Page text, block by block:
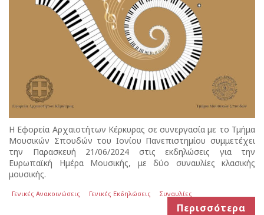
Η Εφορεία Αρχαιοτήτων Κέρκυρας σε συνεργασία με το Τμήμα
Μουσικών Σπουδών του Ιονίου Πανεπιστημίου συμμετέχει
την Παρασκευή 21/06/2024 στις εκδηλώσεις για την
Ευρωπαϊκή Ημέρα Μουσικής, με δύο συναυλίες κλασικής
μουσικής.
Γενικές Ανακοινώσεις Γενικές Εκδηλώσεις Συναυλίες
Περισσότερα